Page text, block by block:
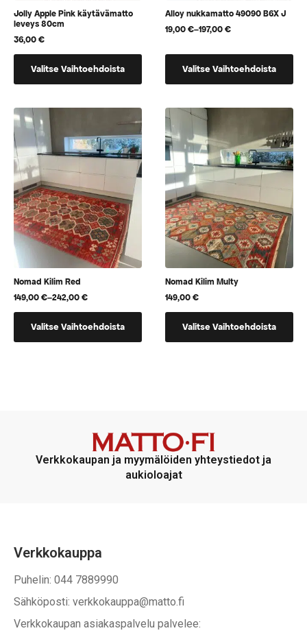
Jolly Apple Pink käytävämatto
leveys 80cm
36,00€
Valitse Vaihtoehdoista
vaihtoehtoja,
jotka
voidaan
valita
tuotteen
sivulla
Alloy nukkamatto 49090 B6X J
19,00€–197,00€
Hintaluokka:
-
197,00 €Valitse Vaihtoehdoista
useampi
muunnelma.
Voit
tehdä
valinnat
tuotteen
sivulla.
Nomad Kilim Red
149,00€–242,00€
Hintaluokka:
149,00 €
242,00 €
Valitse Vaihtoehdoista
tuotteella
sivulla.
Nomad Kilim Multy
149,00€
Valitse Vaihtoehdoista
tuotteella
tuotteen
sivulla.
Verkkokaupan ja myymälöiden yhteystiedot ja
aukioloajat
Verkkokauppa
Puhelin: 044 7889990
Sähköposti: verkkokauppa@matto.fi
Verkkokaupan asiakaspalvelu palvelee: